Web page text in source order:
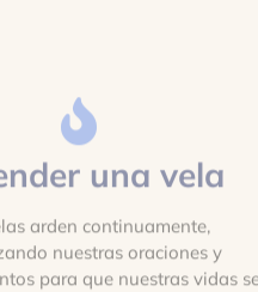
una vela
arden continuamente,
nuestras oraciones y
para que nuestras vidas